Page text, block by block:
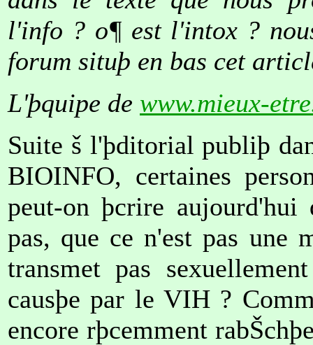
l'info ? o¶ est l'intox ?
forum situþ en bas cet
L'þquipe de www.mieux-
Suite š l'þditorial publiþ
BIOINFO, certaines
peut-on þcrire
pas, que ce n'est pas une
transmet pas
causþe par le VIH ?
encore rþcemment